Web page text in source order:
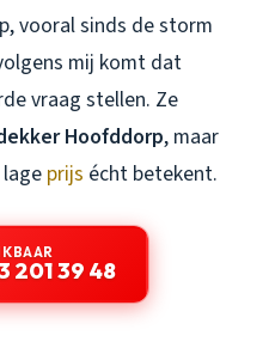
vooral sinds de storm
mij komt dat
vraag stellen. Ze
Hoofddorp, maar
prijs écht betekent.
201 39 48